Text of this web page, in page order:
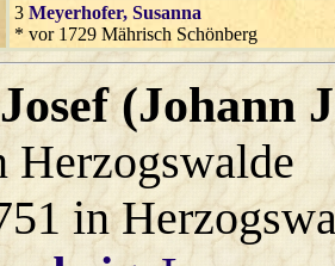
3 Meyerhofer, Susanna
* vor 1729 Mährisch Schönberg
(Johann
Herzogswalde
in